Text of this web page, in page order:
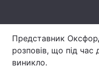
Представник
розповів, що під
виникло.